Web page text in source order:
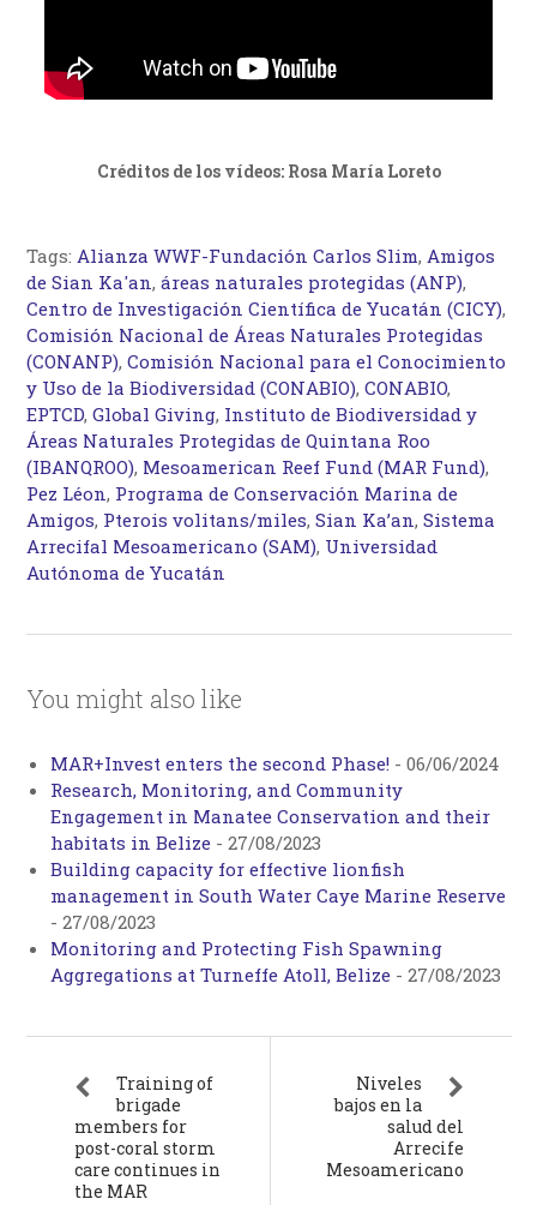
Créditos de los vídeos: Rosa María Loreto
Tags:Alianza WWF-Fundación Carlos Slim,Amigos
de Sian Ka'an,áreas naturales protegidas (ANP),
Centro de Investigación Científica de Yucatán (CICY),
Comisión Nacional de Áreas Naturales Protegidas
(CONANP),Comisión Nacional para el Conocimiento
y Uso de la Biodiversidad (CONABIO),CONABIO,
EPTCD,Global Giving, Instituto de Biodiversidad y
Áreas Naturales Protegidas de Quintana Roo
(IBANQROO), Mesoamerican Reef Fund (MAR Fund),
Pez Léon, Programa de Conservación Marina de
Amigos, Pterois volitans/miles,Sian Ka’an,Sistema
Arrecifal Mesoamericano (SAM), Universidad
Autónoma de Yucatán
You might also like
MAR+Invest enters the second Phase! -06/06/2024
Research, Monitoring, and Community
Engagement in Manatee Conservation and their
habitats in Belize -27/08/2023
Building capacity for effective lionfish
management in South Water Caye Marine Reserve
-27/08/2023
Monitoring and Protecting Fish Spawning
Aggregations at Turneffe Atoll, Belize -27/08/2023
Training of
brigade
members for
post-coral storm
care continues in
the MAR
Niveles
bajos en la
salud del
Arrecife
Mesoamericano